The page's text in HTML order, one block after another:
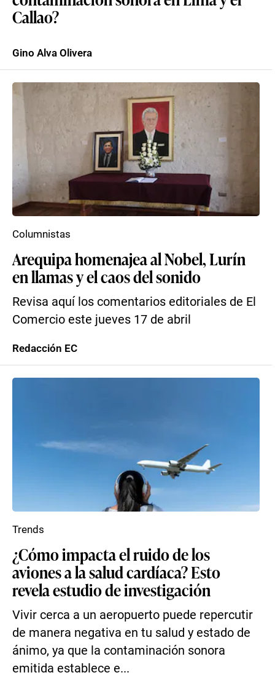
Callao?
Gino Alva Olivera
Arequipa homenajea al Nobel, Lurín
en llamas y el caos del sonido
Revisa aquí los comentarios editoriales de El
Comercio este jueves 17 de abril
Columnistas
Redacción EC
¿Cómo impacta el ruido de los
aviones a la salud cardíaca? Esto
revela estudio de investigación
Vivir cerca a un aeropuerto puede repercutir
de manera negativa en tu salud y estado de
ánimo, ya que la contaminación sonora
emitida establece e...
Trends